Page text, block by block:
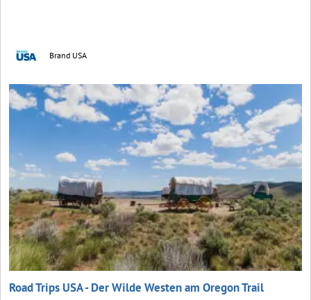
Brand USA
Road Trips USA - Der Wilde Westen am Oregon Trail